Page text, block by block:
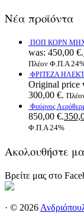
Νέα προϊόντα
ΠΟΠ ΚΟΡΝ
was: 450,00 €.
Πλέον Φ.Π.Α
ΦΡΙΤΕΖΑ
Original price
300,00 €.
Φούρνος
850,00 €.
Φ.Π.Α 24%
Ακολουθήστε
Βρείτε μας στο
· © 2026